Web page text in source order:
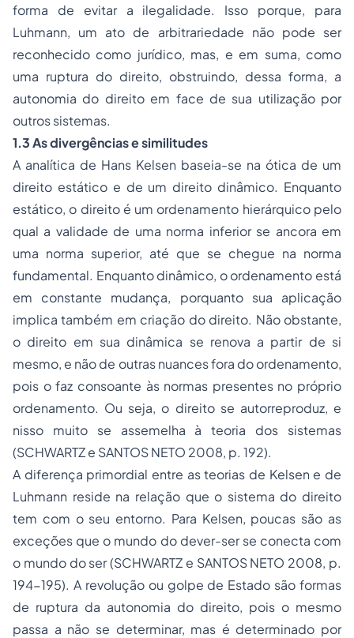
forma de evitar a ilegalidade. Isso porque, para
Luhmann, um ato de arbitrariedade não pode ser
reconhecido como jurídico, mas, e em suma, como
uma ruptura do direito, obstruindo, dessa forma, a
autonomia do direito em face de sua utilização por
outros sistemas.
1.3 As divergências e similitudes
A analítica de Hans Kelsen baseia-se na ótica de um
direito estático e de um direito dinâmico. Enquanto
estático, o direito é um ordenamento hierárquico pelo
qual a validade de uma norma inferior se ancora em
uma norma superior, até que se chegue na norma
fundamental. Enquanto dinâmico, o ordenamento está
em constante mudança, porquanto sua aplicação
implica também em criação do direito. Não obstante,
o direito em sua dinâmica se renova a partir de si
mesmo, e não de outras nuances fora do ordenamento,
pois o faz consoante às normas presentes no próprio
ordenamento. Ou seja, o direito se autorreproduz, e
nisso muito se assemelha à teoria dos sistemas
(SCHWARTZ e SANTOS NETO 2008, p. 192).
A diferença primordial entre as teorias de Kelsen e de
Luhmann reside na relação que o sistema do direito
tem com o seu entorno. Para Kelsen, poucas são as
exceções que o mundo do dever-ser se conecta com
o mundo do ser (SCHWARTZ e SANTOS NETO 2008, p.
194-195). A revolução ou golpe de Estado são formas
de ruptura da autonomia do direito, pois o mesmo
passa a não se determinar, mas é determinado por